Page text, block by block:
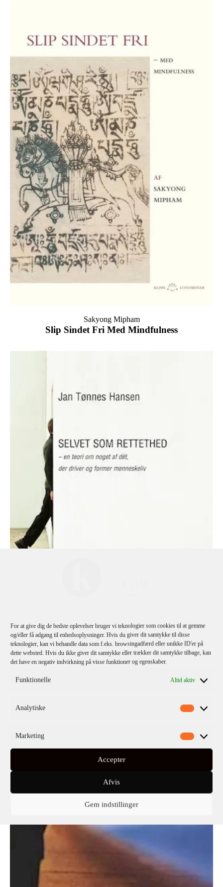
For at give dig de bedste oplevelser bruger vi teknologier som cookies til at gemme
og/eller få adgang til enhedsoplysninger. Hvis du giver dit samtykke til disse
teknologier, kan vi behandle data som f.eks. browsingadfærd eller unikke ID'er på
dette websted. Hvis du ikke giver dit samtykke eller trækker dit samtykke tilbage, kan
det have en negativ indvirkning på visse funktioner og egenskaber.
Funktionelle Altid aktiv
Analytiske
Marketing
Accepter
Afvis
Gem indstillinger
Slip Sindet Fri Med Mindfulness
Sakyong Mipham
Selvet Som Rettethed
Jan Tønnes Hansen